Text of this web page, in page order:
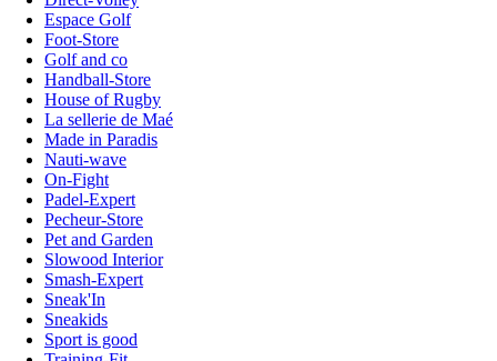
Espace Golf
Foot-Store
Golf and co
Handball-Store
House of Rugby
La sellerie de Maé
Made in Paradis
Nauti-wave
On-Fight
Padel-Expert
Pecheur-Store
Pet and Garden
Slowood Interior
Smash-Expert
Sneak'In
Sneakids
Sport is good